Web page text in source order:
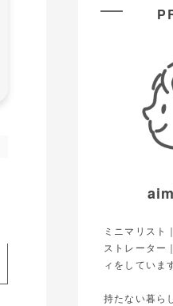
ミニマリスト
ストレーター
ィをしていま
持たない暮ら